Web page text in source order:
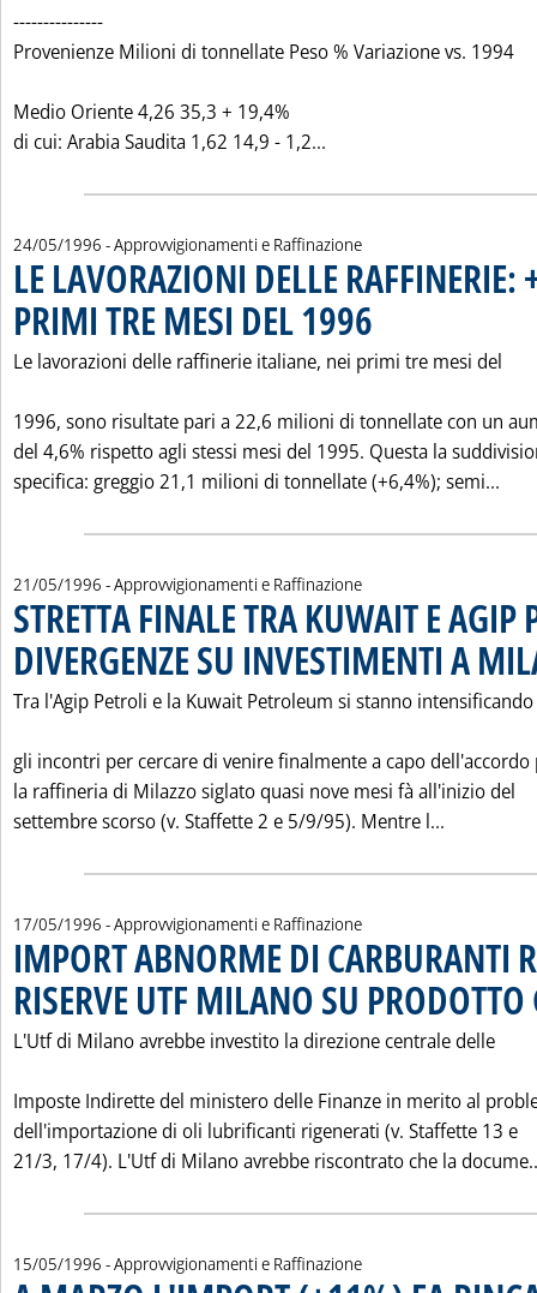
---------------
Provenienze Milioni di tonnellate Peso % Variazione vs. 1994
Medio Oriente 4,26 35,3 + 19,4%
di cui: Arabia Saudita 1,62 14,9 - 1,2...
24/05/1996 - Approvvigionamenti e Raffinazione
LE LAVORAZIONI DELLE
PRIMI TRE MESI DEL 1996
Le lavorazioni delle raffinerie italiane, nei primi tre mesi del
1996, sono risultate pari a 22,6 milioni di tonnellate con un
del 4,6% rispetto agli stessi mesi del 1995. Questa la
specifica: greggio 21,1 milioni di tonnellate (+6,4%); semi...
21/05/1996 - Approvvigionamenti e Raffinazione
STRETTA FINALE TRA KUWAIT E AGIP
DIVERGENZE SU INVESTIMENTI A
Tra l'Agip Petroli e la Kuwait Petroleum si stanno intensificando
gli incontri per cercare di venire finalmente a capo dell'accordo
la raffineria di Milazzo siglato quasi nove mesi fà all'inizio del
settembre scorso (v. Staffette 2 e 5/9/95). Mentre l...
17/05/1996 - Approvvigionamenti e Raffinazione
IMPORT ABNORME DI CARBURANTI
RISERVE UTF MILANO SU PRODOTTO
L'Utf di Milano avrebbe investito la direzione centrale delle
Imposte Indirette del ministero delle Finanze in merito al
dell'importazione di oli lubrificanti rigenerati (v. Staffette 13 e
21/3, 17/4). L'Utf di Milano avrebbe riscontrato che la
15/05/1996 - Approvvigionamenti e Raffinazione